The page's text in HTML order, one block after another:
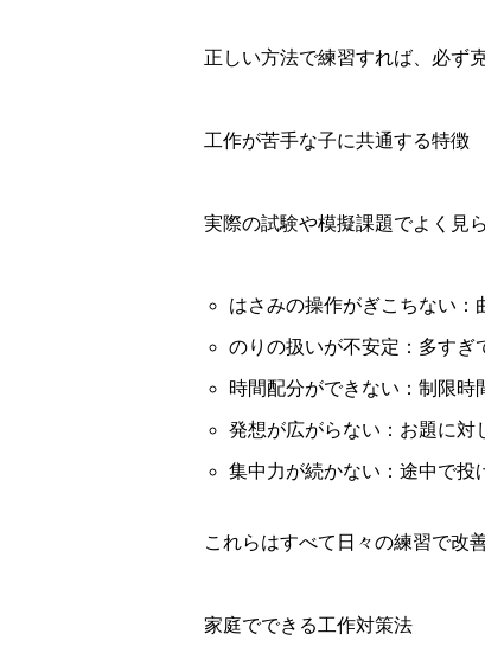
正しい方法で練習すれば、必ず
工作が苦手な子に共通する特徴
実際の試験や模擬課題でよく見
はさみの操作がぎこちない：
のりの扱いが不安定：多すぎ
時間配分ができない：制限時
発想が広がらない：お題に対
集中力が続かない：途中で投
これらはすべて日々の練習で改
家庭でできる工作対策法